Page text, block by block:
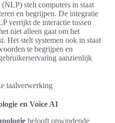
(NLP) stelt computers in staat
en begrijpen. De integratie
verrijkt de interactie tussen
niet alleen gaat om het
Het stelt systemen ook in staat
te begrijpen en
aanzienlijk
en Voice AI
belooft opwindende